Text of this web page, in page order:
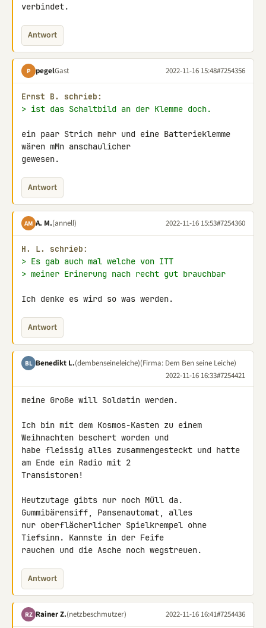
verbindet.
Antwort
P pegelGast 2022-11-16 15:48#7254356
Εrnst B. schrieb:
> ist das Schaltbild an der Klemme doch.
ein paar Strich mehr und eine Batterieklemme
wären mMn anschaulicher
gewesen.
Antwort
AM A. M.(annell) 2022-11-16 15:53#7254360
H. L. schrieb:
> Es gab auch mal welche von ITT
> meiner Erinerung nach recht gut brauchbar
Ich denke es wird so was werden.
Antwort
BL Benedikt L.(dembenseineleiche)(Firma: Dem Ben seine Leiche)
2022-11-16 16:33#7254421
meine Große will Soldatin werden.
Ich bin mit dem Kosmos-Kasten zu einem
Weihnachten beschert worden und
habe fleissig alles zusammengesteckt und hatte
am Ende ein Radio mit 2
Transistoren!
Heutzutage gibts nur noch Müll da.
Gummibärensiff, Pansenautomat, alles
nur oberflächerlicher Spielkrempel ohne
Tiefsinn. Kannste in der Feife
rauchen und die Asche noch wegstreuen.
Antwort
RZ Rainer Z.(netzbeschmutzer) 2022-11-16 16:41#7254436